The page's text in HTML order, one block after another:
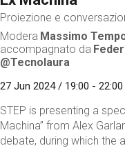
Proiezione e
Modera Massimo
accompagnato da
@Tecnolaura
27 Jun 2024 / 19:00 - 22:00
STEP is presenting a
Machina” from Alex
debate, during which the